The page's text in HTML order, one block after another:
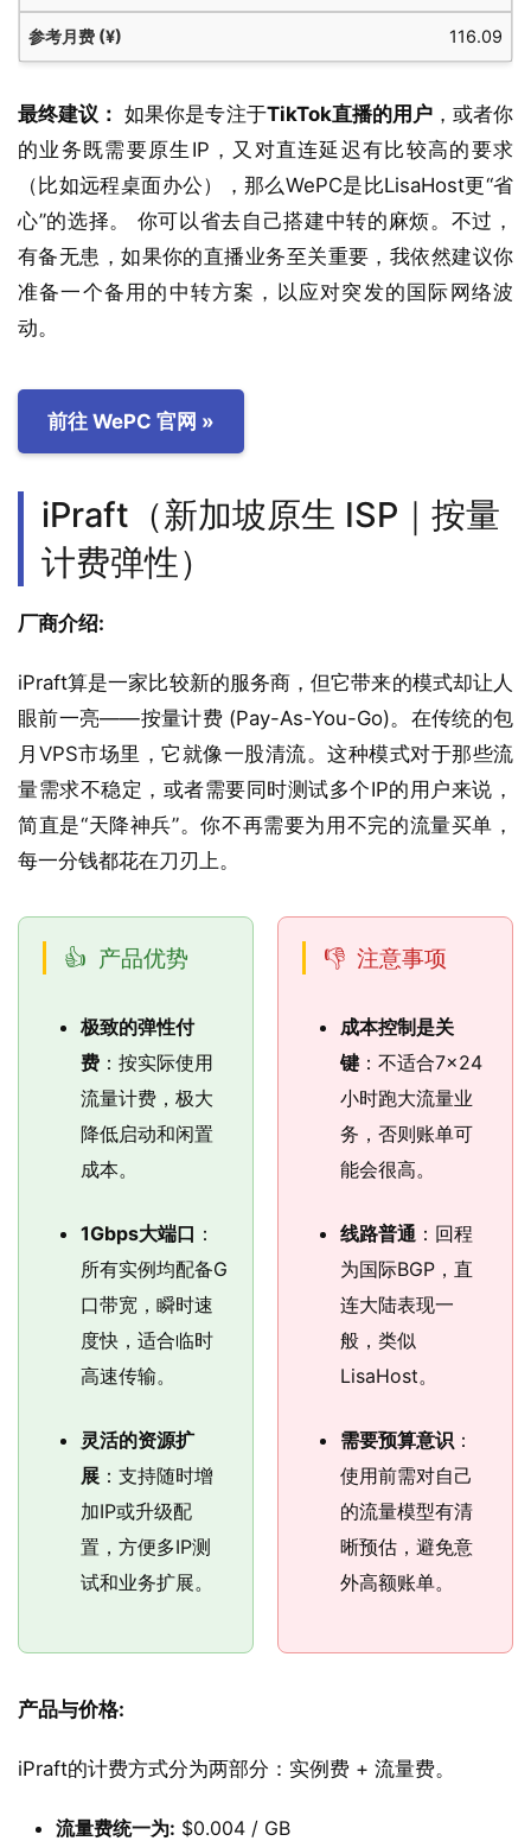
116.09
最终建议： 如果你是专注于TikTok直播的用户，或者你
的业务既需要原生IP，又对直连延迟有比较高的要求
（比如远程桌面办公），那么WePC是比LisaHost更“省
心”的选择。 你可以省去自己搭建中转的麻烦。不过，
有备无患，如果你的直播业务至关重要，我依然建议你
准备一个备用的中转方案，以应对突发的国际网络波
动。
前往 WePC 官网 »
iPraft（新加坡原生 ISP｜按量
计费弹性）
厂商介绍:
iPraft算是一家比较新的服务商，但它带来的模式却让人
眼前一亮——按量计费 (Pay-As-You-Go)。在传统的包
月VPS市场里，它就像一股清流。这种模式对于那些流
量需求不稳定，或者需要同时测试多个IP的用户来说，
简直是“天降神兵”。你不再需要为用不完的流量买单，
每一分钱都花在刀刃上。
产品优势
极致的弹性付
费 ：按实际使用
流量计费，极大
降低启动和闲置
成本。
1Gbps大端口 ：
所有实例均配备G
口带宽，瞬时速
度快，适合临时
高速传输。
灵活的资源扩
展 ：支持随时增
加IP或升级配
置，方便多IP测
试和业务扩展。
注意事项
成本控制是关
键 ：不适合7×24
小时跑大流量业
务，否则账单可
能会很高。
线路普通 ：回程
为国际BGP，直
连大陆表现一
般，类似
LisaHost。
需要预算意识 ：
使用前需对自己
的流量模型有清
晰预估，避免意
外高额账单。
产品与价格:
iPraft的计费方式分为两部分：实例费 + 流量费。
流量费统一为: $0.004 / GB